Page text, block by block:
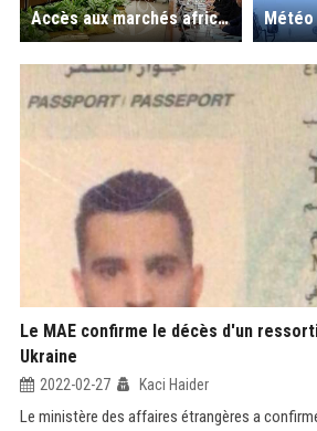
Accès aux marchés africains : le Président Tebboune ordonne l'ouverture d'une ligne maritime Alger-Dakar
Le MAE confirme le décès d'un
Ukraine
2022-02-27 Kaci Haider
Le ministère des affaires étrangères a